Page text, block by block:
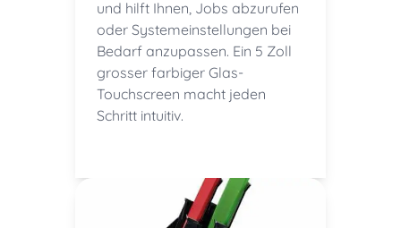
und hilft Ihnen, Jobs abzurufen
oder Systemeinstellungen bei
Bedarf anzupassen. Ein 5 Zoll
grosser farbiger Glas-
Touchscreen macht jeden
Schritt intuitiv.